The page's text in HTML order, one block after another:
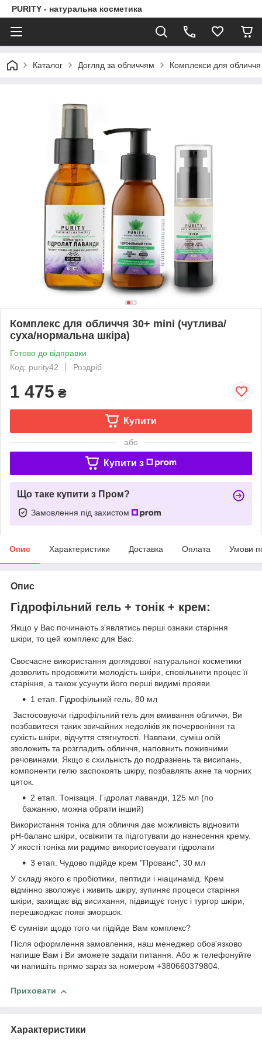
PURITY - натуральна косметика
Каталог Догляд за обличчям Комплекси для обличчя
Комплекс для обличчя 30+ mini (чутлива/
суха/нормальна шкіра)
Готово до відправки
Код: purity42
Роздріб
1 475 ₴
Купити
або
Купити з
Що таке купити з Пром?
Замовлення під захистом
Опис Характеристики Доставка Оплата Умови
Опис
Гідрофільний гель + тонік + крем:
Якщо у Вас починають з'являтись перші ознаки старіння
шкіри, то цей комплекс для Вас.
Своєчасне використання доглядової натуральної косметики
дозволить продовжити молодість шкіри, сповільнити процес її
старіння, а також усунути його перші видимі прояви.
1 етап. Гідрофільний гель, 80 мл
Застосовуючи гідрофільний гель для вмивання обличчя, Ви
позбавитеся таких звичайних недоліків як почервоніння та
сухість шкіри, відчуття стягнутості. Навпаки, суміш олій
зволожить та розгладить обличчя, наповнить поживними
речовинами. Якщо є схильність до подразнень та висипань,
компоненти гелю заспокоять шкіру, позбавлять акне та чорних
цяток.
2 етап. Тонізація. Гідролат лаванди, 125 мл (по
бажанню, можна обрати інший)
Використання тоніка для обличчя дає можливість відновити
рН-баланс шкіри, освіжити та підготувати до нанесення крему.
У якості тоніка ми радимо використовувати гідролати
3 етап. Чудово підійде крем "Прованс", 30 мл
У складі якого є пробіотики, пептиди і ніацинамід. Крем
відмінно зволожує і живить шкіру, зупиняє процеси старіння
шкіри, захищає від висихання, підвищує тонус і тургор шкіри,
перешкоджає появі зморшок.
Є сумніви щодо того чи підійде Вам комплекс?
Після оформлення замовлення, наш менеджер обов'язково
напише Вам і Ви зможете задати питання. Або ж телефонуйте
чи напишіть прямо зараз за номером +380660379804.
Приховати
Характеристики